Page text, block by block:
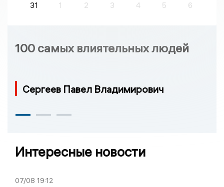
31
1 2 3 4 5 6
100 самых влиятельных людей
Сергеев Павел Владимирович
Интересные новости
07/08 19:12